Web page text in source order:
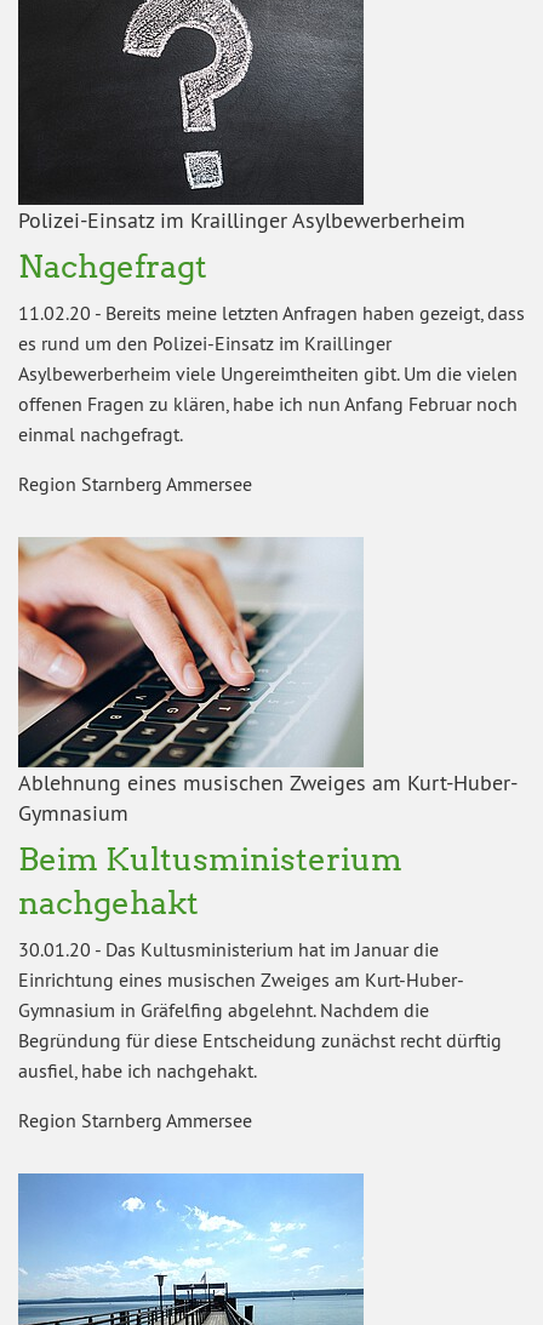
Polizei-Einsatz im Kraillinger Asylbewerberheim
Nachgefragt
11.02.20 - Bereits meine letzten Anfragen haben gezeigt, dass
es rund um den Polizei-Einsatz im Kraillinger
Asylbewerberheim viele Ungereimtheiten gibt. Um die vielen
offenen Fragen zu klären, habe ich nun Anfang Februar noch
einmal nachgefragt.
Region Starnberg Ammersee
Ablehnung eines musischen Zweiges am Kurt-Huber-
Gymnasium
Beim Kultusministerium
nachgehakt
30.01.20 - Das Kultusministerium hat im Januar die
Einrichtung eines musischen Zweiges am Kurt-Huber-
Gymnasium in Gräfelfing abgelehnt. Nachdem die
Begründung für diese Entscheidung zunächst recht dürftig
ausfiel, habe ich nachgehakt.
Region Starnberg Ammersee